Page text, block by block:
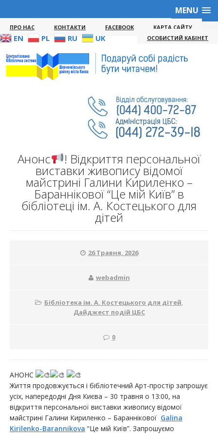
MENU
ПРО НАС КОНТАКТИ FACEBOOK КАРТА САЙТУ
EN PL RU UK ОСОБИСТИЙ КАБІНЕТ
Анонс ! Відкриття персональної
виставки живопису відомої
майстрині Галини Кириленко –
Бараннікової “Це мій Київ” в
бібліотеці ім. А. Костецького для
дітей
26 Травня, 2026
webadmin
Бібліотека ім. А. Костецького для дітей,
Дайджест подій ЦБС
0
АНОНС
Життя продовжується і бібліотечний Арт-простір запрошує
усіх, напередодні Дня Києва – 30 травня о 13:00, на
відкриття персональної виставки живопису відомої
майстрині Галини Кириленко – Бараннікової Galina
Kirilenko-Barannikova “Це мій Київ”. Запрошуємо